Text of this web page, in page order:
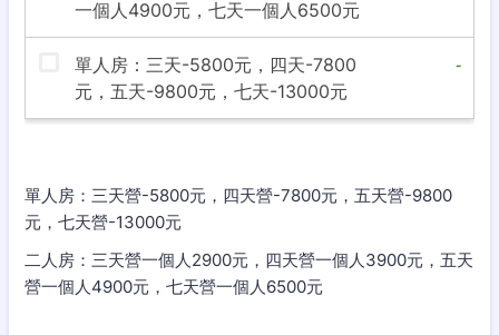
單人房：三天營-5800元，四天營-7800元，五天營-9800
元，七天營-13000元
二人房：三天營一個人2900元，四天營一個人3900元，五天
營一個人4900元，七天營一個人6500元